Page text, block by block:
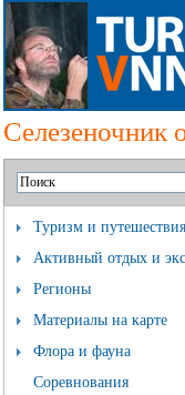
Селезеночник
Туризм и путешествия
Активный отдых и
Регионы
Материалы на карте
Флора и фауна
Соревнования